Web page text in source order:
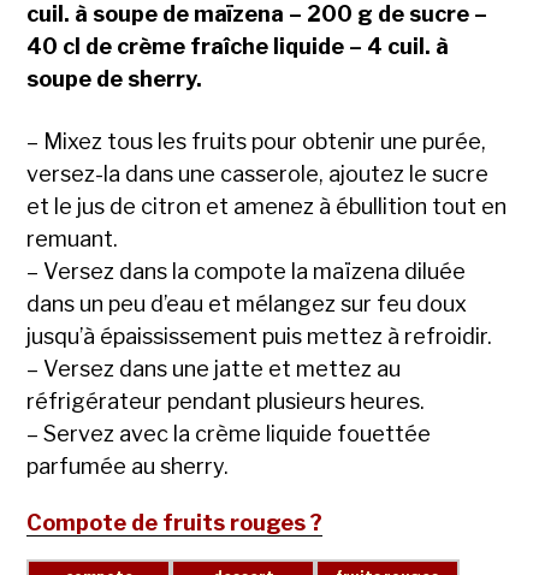
cuil. à soupe de maïzena – 200 g de sucre –
40 cl de crème fraîche liquide – 4 cuil. à
soupe de sherry.
– Mixez tous les fruits pour obtenir une purée,
versez-la dans une casserole, ajoutez le sucre
et le jus de citron et amenez à ébullition tout en
remuant.
– Versez dans la compote la maïzena diluée
dans un peu d’eau et mélangez sur feu doux
jusqu’à épaississement puis mettez à refroidir.
– Versez dans une jatte et mettez au
réfrigérateur pendant plusieurs heures.
– Servez avec la crème liquide fouettée
parfumée au sherry.
Compote de fruits rouges ?